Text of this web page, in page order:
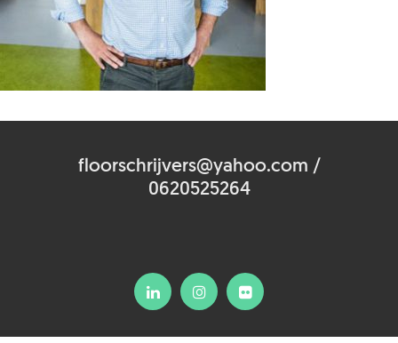
floorschrijvers@yahoo.com /
0620525264